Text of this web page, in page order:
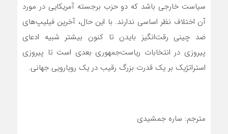
سیاست خارجی باشد که دو حزب برجسته آمریکایی در مورد
آن اختلاف نظر اساسی ندارند. با این حال، آخرین فیلیپ‌های
ضد چینی رقت‌انگیز بایدن تا کنون بیشتر شبیه ادعای
پیروزی در انتخابات ریاست‌جمهوری بعدی است تا پیروزی
استراتژیک بر یک قدرت بزرگ رقیب در یک رویارویی جهانی.
مترجم: ساره جمشیدی